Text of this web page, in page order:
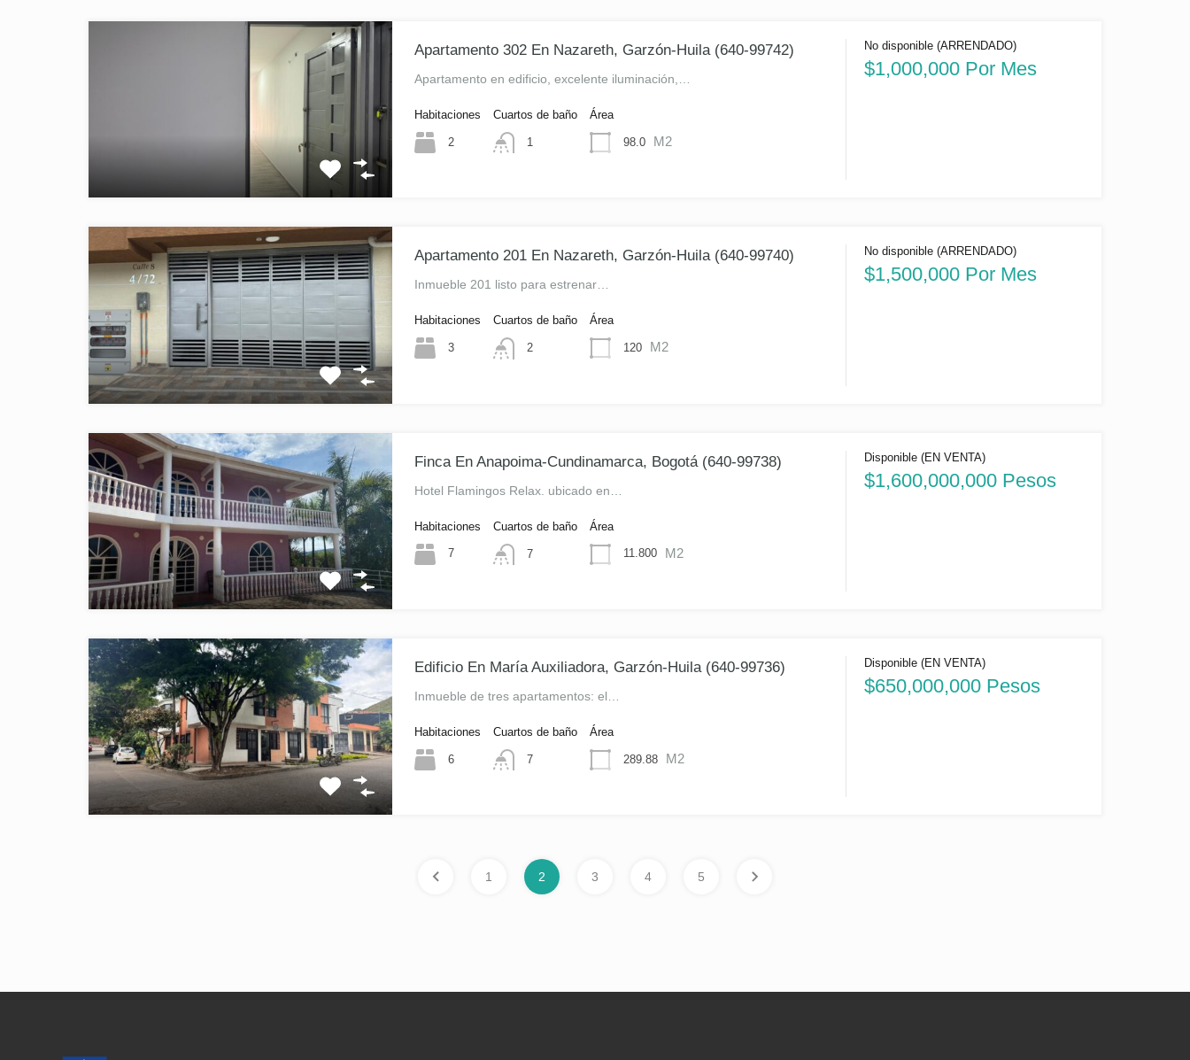
Apartamento 302 En Nazareth, Garzón-Huila (640-99742)
Apartamento en edificio, excelente iluminación,…
Habitaciones
2
Cuartos de baño
1
Área
98.0 M2
No disponible (ARRENDADO)
$1,000,000 Por Mes
Apartamento 201 En Nazareth, Garzón-Huila (640-99740)
Inmueble 201 listo para estrenar…
Habitaciones
3
Cuartos de baño
2
Área
120 M2
No disponible (ARRENDADO)
$1,500,000 Por Mes
Finca En Anapoima-Cundinamarca, Bogotá (640-99738)
Hotel Flamingos Relax. ubicado en…
Habitaciones
7
Cuartos de baño
7
Área
11.800 M2
Disponible (EN VENTA)
$1,600,000,000 Pesos
Edificio En María Auxiliadora, Garzón-Huila (640-99736)
Inmueble de tres apartamentos: el…
Habitaciones
6
Cuartos de baño
7
Área
289.88 M2
Disponible (EN VENTA)
$650,000,000 Pesos
1 2 3 4 5